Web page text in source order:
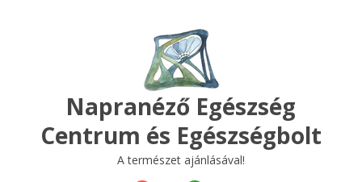
Napranéző Egészség
Centrum és Egészségbolt
A természet ajánlásával!